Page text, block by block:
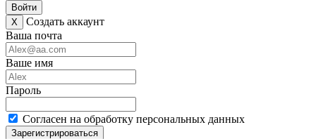
Войти
X
Создать аккаунт
Ваша почта
Ваше имя
Пароль
Согласен на обработку персональных данных
Зарегистрироваться